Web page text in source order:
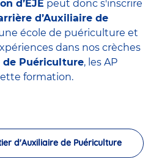
d’EJE peut donc s'inscrire
d’Auxiliaire de
école de puériculture et
dans nos crèches
de Puériculture, les AP
formation.
d'Auxiliaire de Puériculture